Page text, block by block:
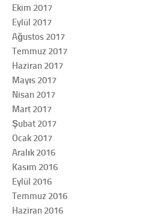
Ekim 2017
Eylül 2017
Ağustos 2017
Temmuz 2017
Haziran 2017
Mayıs 2017
Nisan 2017
Mart 2017
Şubat 2017
Ocak 2017
Aralık 2016
Kasım 2016
Eylül 2016
Temmuz 2016
Haziran 2016